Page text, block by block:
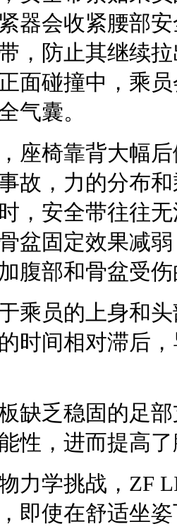
器会收紧腰部
，防止其继续
面碰撞中，乘
气囊。
座椅靠背大幅
故，力的分布
，安全带往往
盆固定效果减
腹部和骨盆受
乘员的上身和
时间相对滞后
缺乏稳固的足
性，进而提高
力学挑战，ZF
即使在舒适坐